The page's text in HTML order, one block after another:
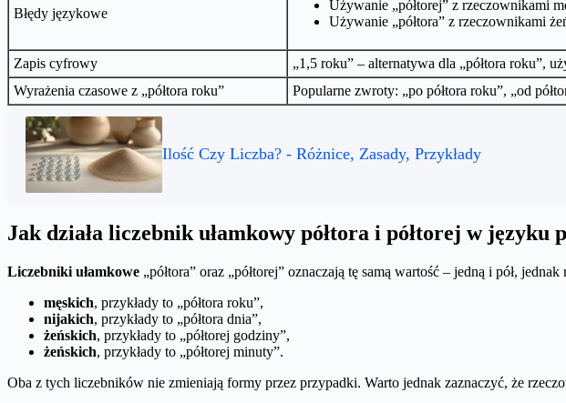
Błędy językowe
Używanie „półtorej” z rzeczownikami
Używanie „półtora” z rzeczownikami
Zapis cyfrowy
„1,5 roku” – alternatywa dla „półtora roku”,
Wyrażenia czasowe z „półtora roku”
Popularne zwroty: „po półtora roku”, „od
Ilość Czy Liczba? - Różnice, Zasady, Przykłady
Jak działa liczebnik ułamkowy półtora i półtorej w języku
Liczebniki ułamkowe „półtora” oraz „półtorej” oznaczają tę samą wartość – jedną i pół,
męskich, przykłady to „półtora roku”,
nijakich, przykłady to „półtora dnia”,
żeńskich, przykłady to „półtorej godziny”,
żeńskich, przykłady to „półtorej minuty”.
Oba z tych liczebników nie zmieniają formy przez przypadki. Warto jednak zaznaczyć, że